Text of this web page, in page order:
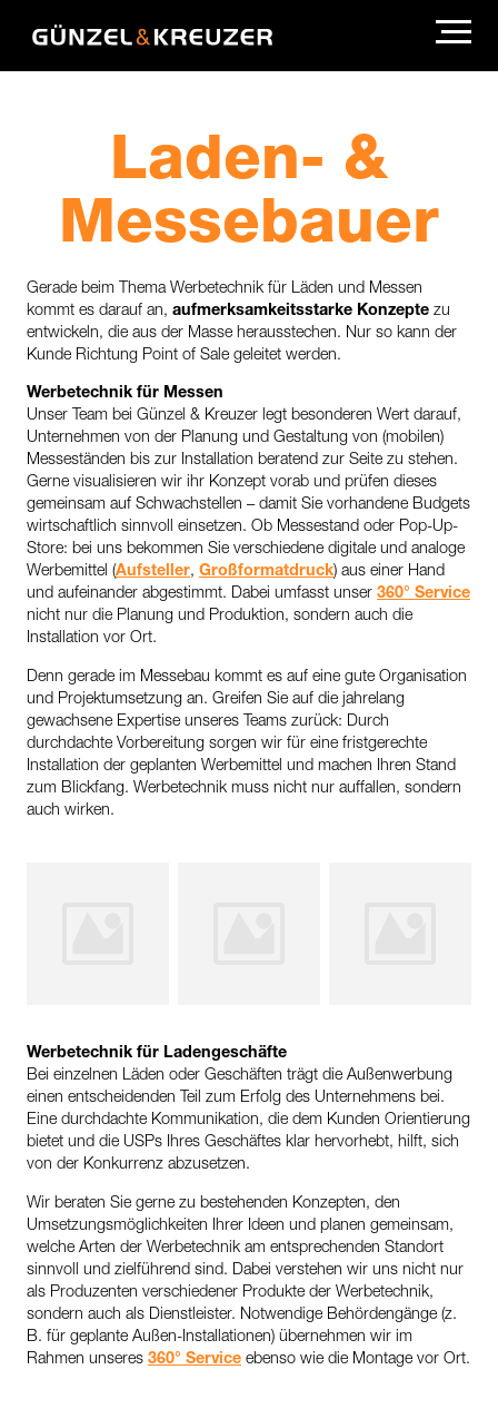
Laden- &
Messebauer
Gerade beim Thema Werbetechnik für Läden und Messen
kommt es darauf an, aufmerksamkeitsstarke Konzepte zu
entwickeln, die aus der Masse herausstechen. Nur so kann der
Kunde Richtung Point of Sale geleitet werden.
Werbetechnik für Messen
Unser Team bei Günzel & Kreuzer legt besonderen Wert darauf,
Unternehmen von der Planung und Gestaltung von (mobilen)
Messeständen bis zur Installation beratend zur Seite zu stehen.
Gerne visualisieren wir ihr Konzept vorab und prüfen dieses
gemeinsam auf Schwachstellen – damit Sie vorhandene Budgets
wirtschaftlich sinnvoll einsetzen. Ob Messestand oder Pop-Up-
Store: bei uns bekommen Sie verschiedene digitale und analoge
Werbemittel (Aufsteller, Großformatdruck) aus einer Hand
und aufeinander abgestimmt. Dabei umfasst unser 360° Service
nicht nur die Planung und Produktion, sondern auch die
Installation vor Ort.
Denn gerade im Messebau kommt es auf eine gute Organisation
und Projektumsetzung an. Greifen Sie auf die jahrelang
gewachsene Expertise unseres Teams zurück: Durch
durchdachte Vorbereitung sorgen wir für eine fristgerechte
Installation der geplanten Werbemittel und machen Ihren Stand
zum Blickfang. Werbetechnik muss nicht nur auffallen, sondern
auch wirken.
Werbetechnik für Ladengeschäfte
Bei einzelnen Läden oder Geschäften trägt die Außenwerbung
einen entscheidenden Teil zum Erfolg des Unternehmens bei.
Eine durchdachte Kommunikation, die dem Kunden Orientierung
bietet und die USPs Ihres Geschäftes klar hervorhebt, hilft, sich
von der Konkurrenz abzusetzen.
Wir beraten Sie gerne zu bestehenden Konzepten, den
Umsetzungsmöglichkeiten Ihrer Ideen und planen gemeinsam,
welche Arten der Werbetechnik am entsprechenden Standort
sinnvoll und zielführend sind. Dabei verstehen wir uns nicht nur
als Produzenten verschiedener Produkte der Werbetechnik,
sondern auch als Dienstleister. Notwendige Behördengänge (z.
B. für geplante Außen-Installationen) übernehmen wir im
Rahmen unseres 360° Service ebenso wie die Montage vor Ort.